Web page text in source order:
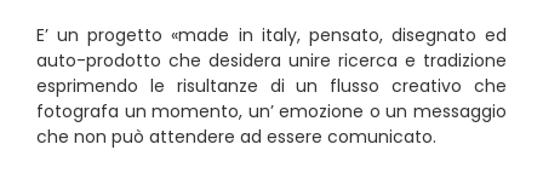
E’ un progetto «made in italy, pensato, disegnato ed
auto-prodotto che desidera unire ricerca e tradizione
esprimendo le risultanze di un flusso creativo che
fotografa un momento, un’ emozione o un messaggio
che non può attendere ad essere comunicato.